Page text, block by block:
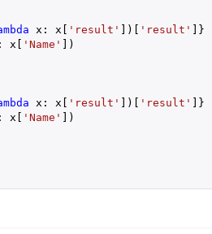
x: x[ 'result' ])[ 'result' ]}
x[ 'Name' ])
x: x[ 'result' ])[ 'result' ]}
x[ 'Name' ])